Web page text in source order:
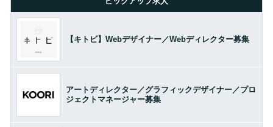
【キトビ】Webデザイナー／Webディレクター募集
アートディレクター／グラフィックデザイナー／プロ
ジェクトマネージャー募集